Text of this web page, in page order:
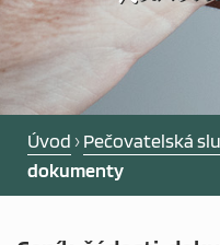
PRO
Úvod ›Pečovatelská
dokumenty